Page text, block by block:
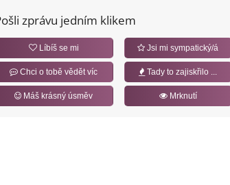
zprávu jedním klikem
Líbíš se mi Jsi mi sympatický/á
Chci o tobě vědět víc Tady to zajiskřilo ...
Máš krásný úsměv Mrknutí